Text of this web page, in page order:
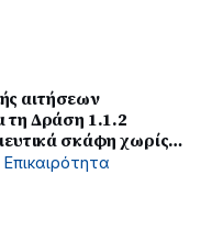
αιτήσεων
τη Δράση 1.1.2
Επικαιρότητα